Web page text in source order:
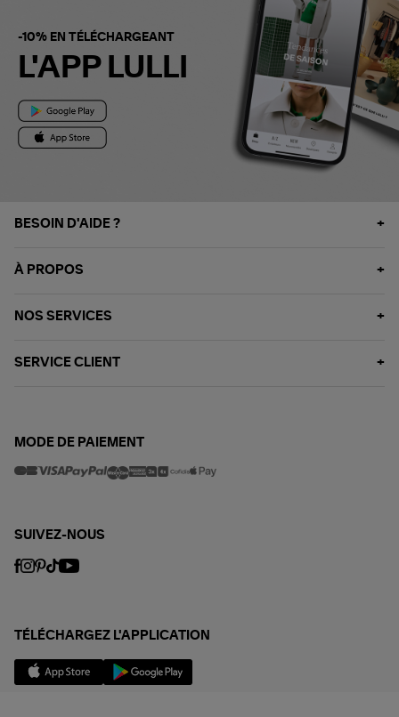
-10% EN TÉLÉCHARGEANT
L'APP LULLI
BESOIN D'AIDE ?
À PROPOS
NOS SERVICES
SERVICE CLIENT
MODE DE PAIEMENT
SUIVEZ-NOUS
TÉLÉCHARGEZ L'APPLICATION